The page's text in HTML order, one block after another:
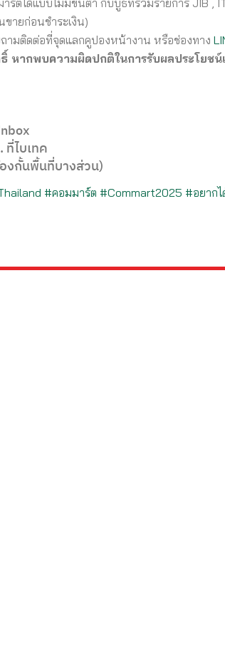
ร์ตได้แบบไม่มีขั้นต่ำ กับบูธที่ร่วมรายการ JIB ,
ายก่อนชำระเงิน)
ามติดต่อที่จุดแลกคูปองหน้างาน หรือช่องทาง
หากพบความผิดปกติในการรับผลประโยชน์
. ที่ไบเทค
งกั้นพื้นที่บางส่วน)
#คอมมาร์ต #Commart2025 #อยาก